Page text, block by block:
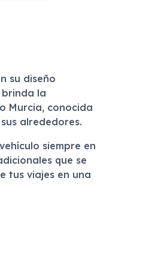
su diseño
la
Murcia, conocida
alrededores.
siempre en
que se
tus viajes en una